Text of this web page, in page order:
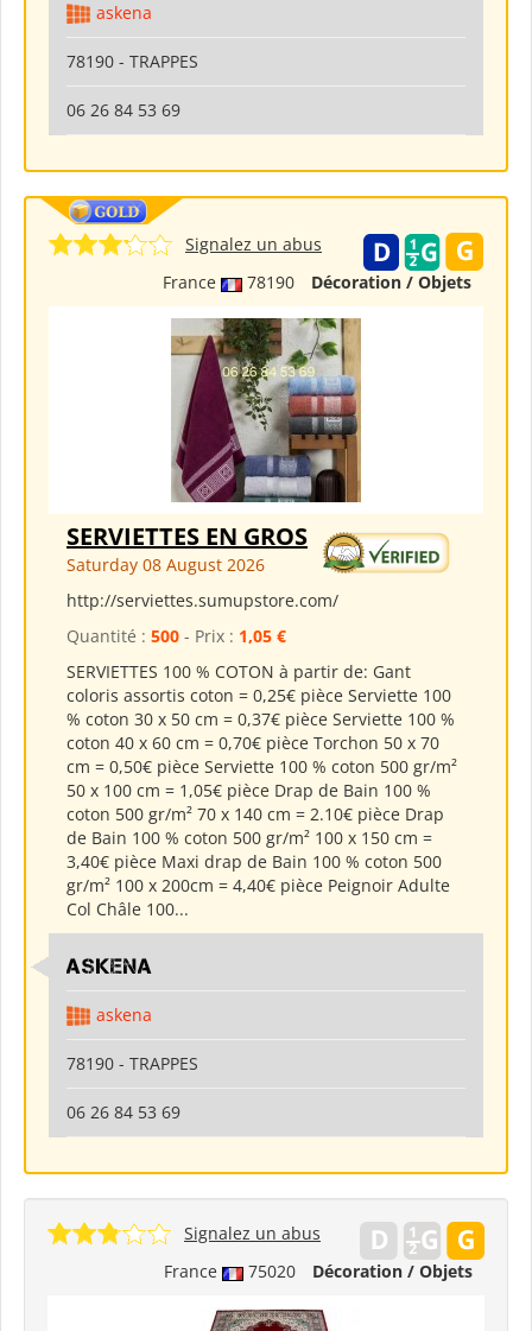
askena
78190 - TRAPPES
06 26 84 53 69
France 78190 Décoration / Objets
Signalez un abus
SERVIETTES EN GROS
Saturday 08 August 2026
http://serviettes.sumupstore.com/
Quantité : 500 - Prix : 1,05 €
SERVIETTES 100 % COTON à partir de: Gant
coloris assortis coton = 0,25€ pièce Serviette 100
% coton 30 x 50 cm = 0,37€ pièce Serviette 100 %
coton 40 x 60 cm = 0,70€ pièce Torchon 50 x 70
cm = 0,50€ pièce Serviette 100 % coton 500 gr/m²
50 x 100 cm = 1,05€ pièce Drap de Bain 100 %
coton 500 gr/m² 70 x 140 cm = 2.10€ pièce Drap
de Bain 100 % coton 500 gr/m² 100 x 150 cm =
3,40€ pièce Maxi drap de Bain 100 % coton 500
gr/m² 100 x 200cm = 4,40€ pièce Peignoir Adulte
Col Châle 100...
ASKENA
askena
78190 - TRAPPES
06 26 84 53 69
France 75020 Décoration / Objets
Signalez un abus